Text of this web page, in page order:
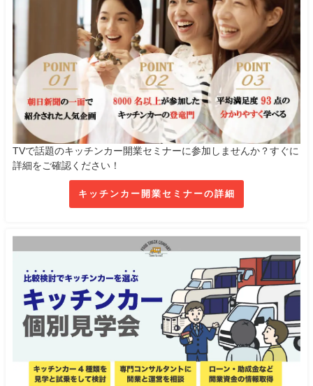
TVで話題のキッチンカー開業セミナーに参加しませんか？すぐに
詳細をご確認ください！
キッチンカー開業セミナーの詳細